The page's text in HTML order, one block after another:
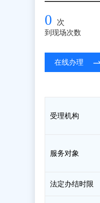
0 次
到现场次数
在线办理
受理机构
服务对象
法定办结时限